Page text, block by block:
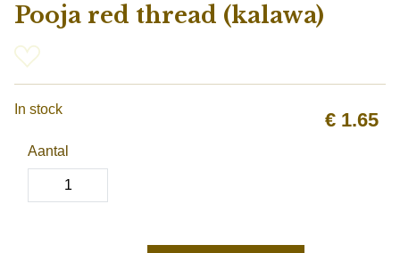
Pooja red thread (kalawa)
€ 1.65
In stock
Aantal